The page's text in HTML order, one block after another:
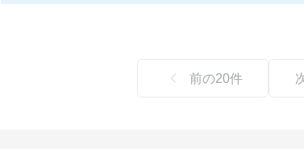
前の20件